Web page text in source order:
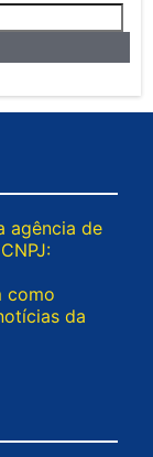
agência de
como
da